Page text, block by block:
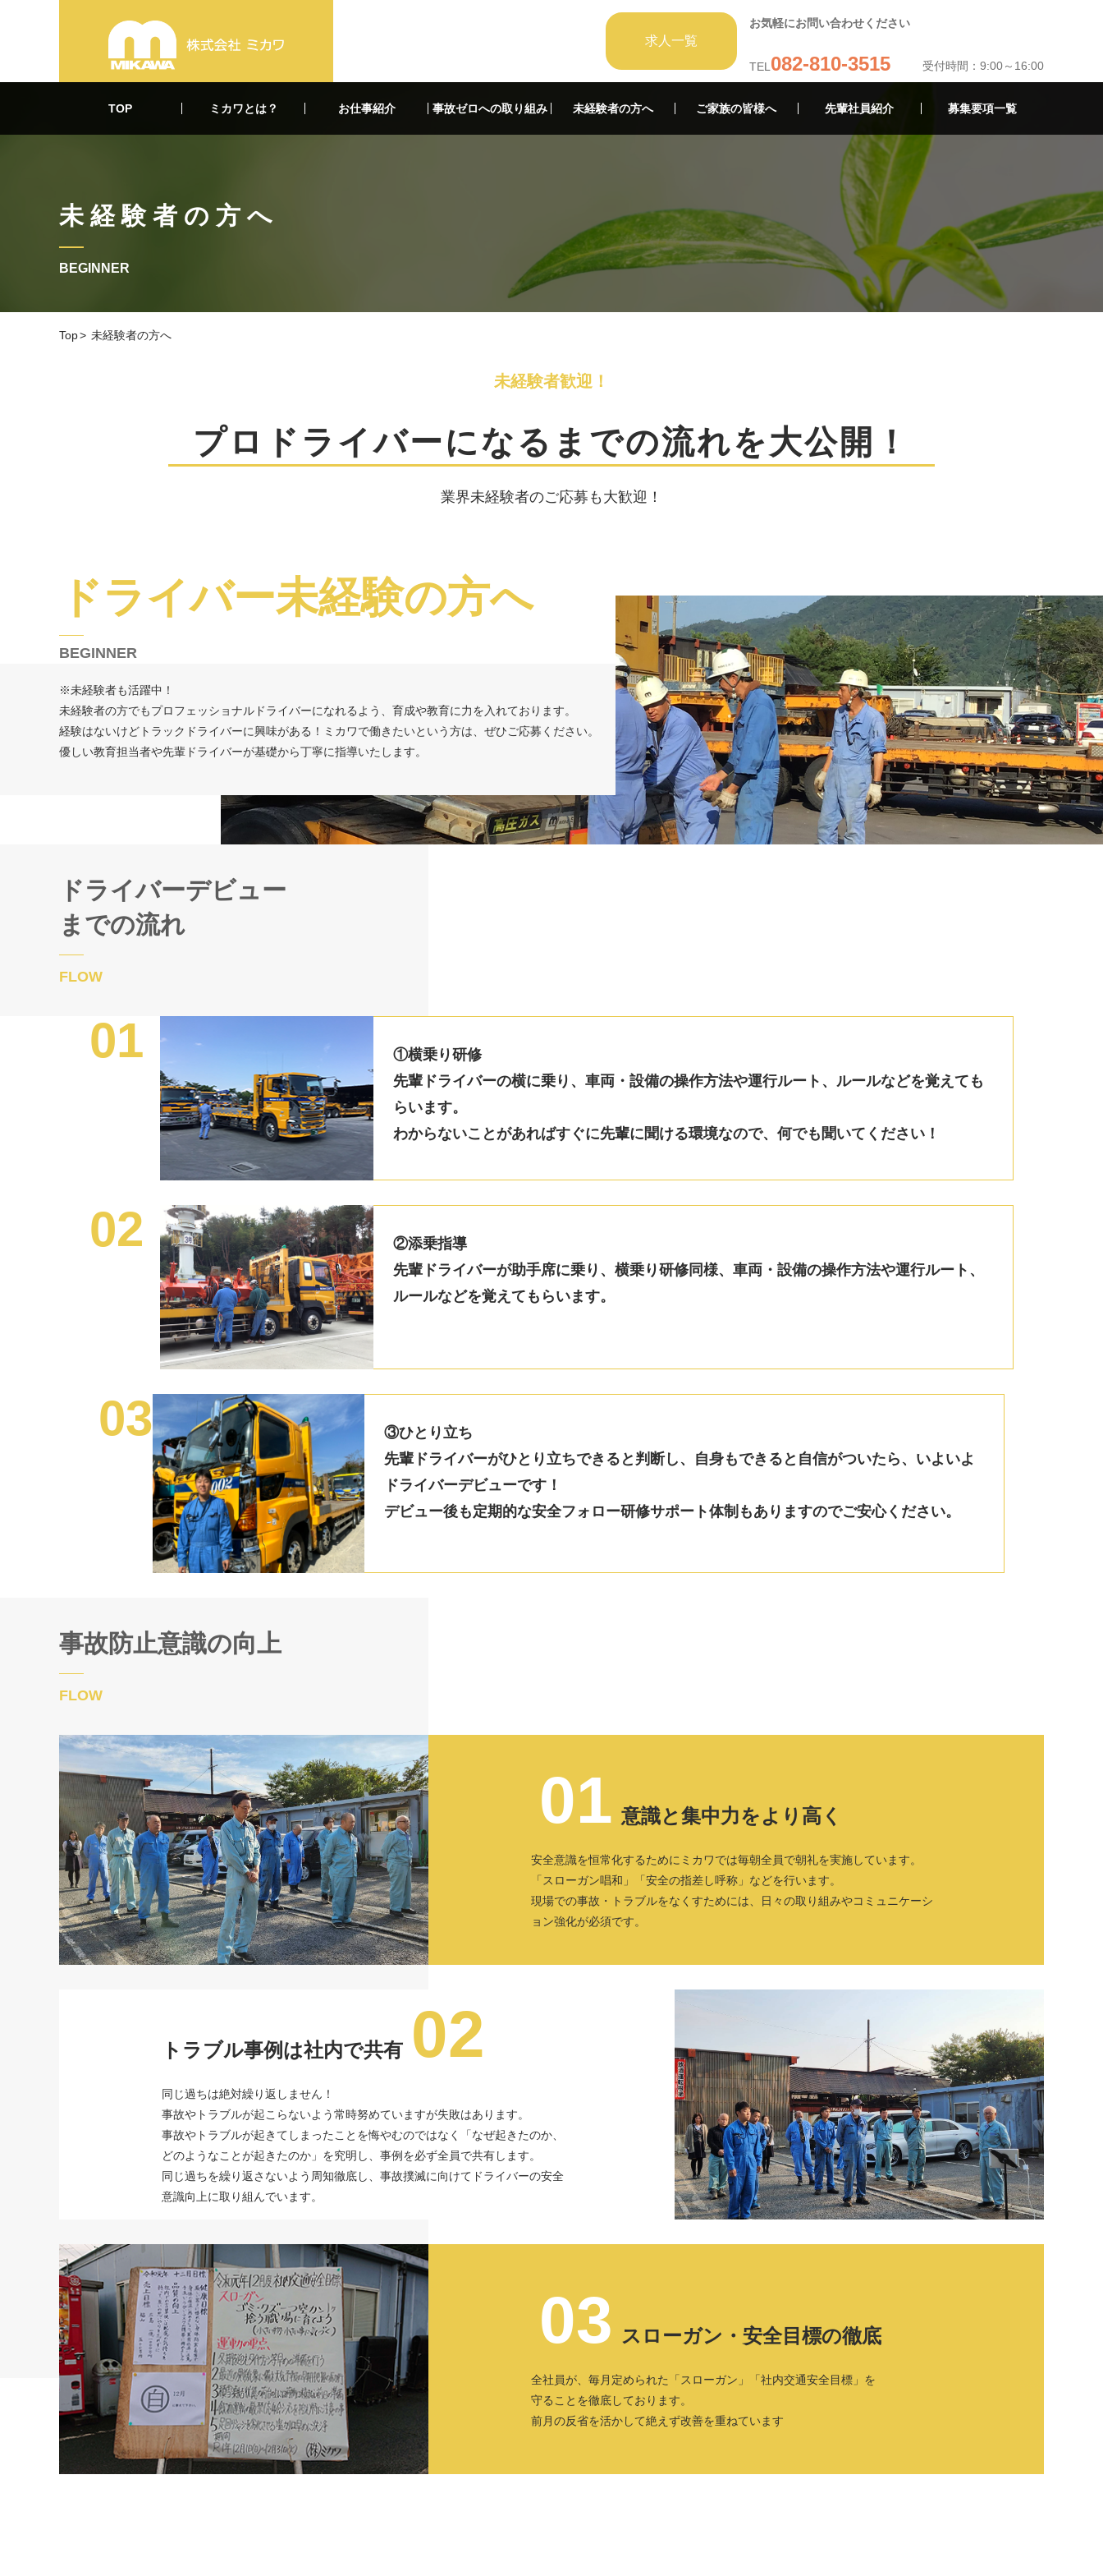
求人一覧
お気軽にお問い合わせください
TEL 082-810-3515 受付時間：9:00～16:00
TOP ミカワとは？ お仕事紹介 事故ゼロへの取り組み 未経験者の方へ ご家族の皆様へ 先輩社員紹介 募集要項一覧
未経験者の方へ
BEGINNER
Top 未経験者の方へ
未経験者歓迎！
プロドライバーになるまでの流れを大公開！
業界未経験者のご応募も大歓迎！
ドライバー未経験の方へ
BEGINNER
※未経験者も活躍中！
未経験者の方でもプロフェッショナルドライバーになれるよう、育成や教育に力を入れております。
経験はないけどトラックドライバーに興味がある！ミカワで働きたいという方は、ぜひご応募ください。
優しい教育担当者や先輩ドライバーが基礎から丁寧に指導いたします。
ドライバーデビュー
までの流れ
FLOW
01
①横乗り研修
先輩ドライバーの横に乗り、車両・設備の操作方法や運行ルート、ルールなどを覚えても
らいます。
わからないことがあればすぐに先輩に聞ける環境なので、何でも聞いてください！
02
②添乗指導
先輩ドライバーが助手席に乗り、横乗り研修同様、車両・設備の操作方法や運行ルート、
ルールなどを覚えてもらいます。
03
③ひとり立ち
先輩ドライバーがひとり立ちできると判断し、自身もできると自信がついたら、いよいよ
ドライバーデビューです！
デビュー後も定期的な安全フォロー研修サポート体制もありますのでご安心ください。
事故防止意識の向上
FLOW
01 意識と集中力をより高く
安全意識を恒常化するためにミカワでは毎朝全員で朝礼を実施しています。
「スローガン唱和」「安全の指差し呼称」などを行います。
現場での事故・トラブルをなくすためには、日々の取り組みやコミュニケーシ
ョン強化が必須です。
トラブル事例は社内で共有 02
同じ過ちは絶対繰り返しません！
事故やトラブルが起こらないよう常時努めていますが失敗はあります。
事故やトラブルが起きてしまったことを悔やむのではなく「なぜ起きたのか、
どのようなことが起きたのか」を究明し、事例を必ず全員で共有します。
同じ過ちを繰り返さないよう周知徹底し、事故撲滅に向けてドライバーの安全
意識向上に取り組んでいます。
03 スローガン・安全目標の徹底
全社員が、毎月定められた「スローガン」「社内交通安全目標」を
守ることを徹底しております。
前月の反省を活かして絶えず改善を重ねています